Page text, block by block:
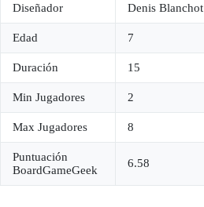
Diseñador Denis Blanchot
Edad 7
Duración 15
Min Jugadores 2
Max Jugadores 8
Puntuación
BoardGameGeek
6.58